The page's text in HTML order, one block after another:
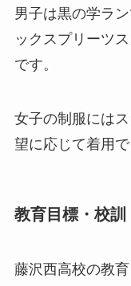
男子は黒の学ラ
ックスプリーツ
です。
女子の制服には
望に応じて着用で
教育目標・校訓
藤沢西高校の教